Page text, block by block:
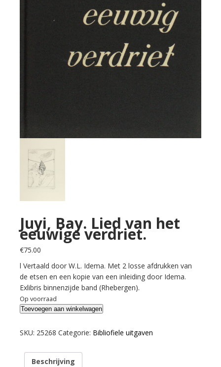
Juyi, Bay. Lied van het
eeuwige verdriet.
€75.00
l Vertaald door W.L. Idema. Met 2 losse afdrukken van
de etsen en een kopie van een inleiding door Idema.
Exlibris binnenzijde band (Rhebergen).
Op voorraad
Juyi,
Lied
het
eeuwige
Toevoegen aan winkelwagen
SKU: 25268 Categorie: Bibliofiele uitgaven
Beschrijving